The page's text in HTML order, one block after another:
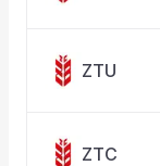
ZTU
ZTC